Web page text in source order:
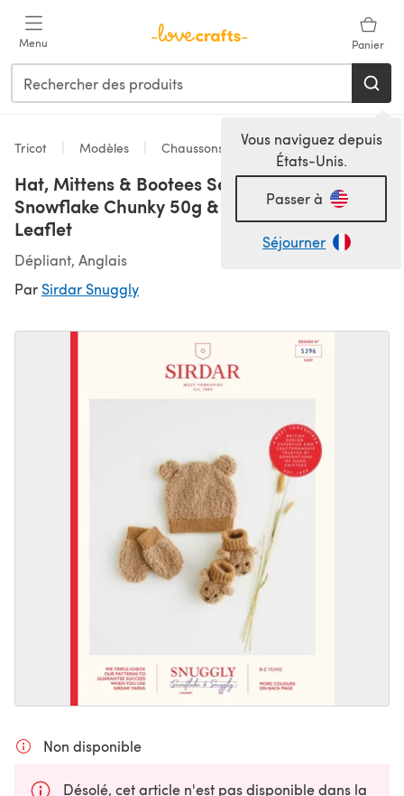
Menu Panier
Vous naviguez depuis
États-Unis.
Passer à
Séjourner
Tricot Modèles Chaussons
Hat, Mittens & Bootees Set in Sirdar Snuggly
Snowflake Chunky 50g & Snuggly DK - 5396 -
Leaflet
Dépliant, Anglais
Par Sirdar Snuggly
Non disponible
Désolé, cet article n'est pas disponible dans la